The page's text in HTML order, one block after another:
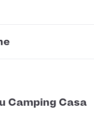
Camping Casa